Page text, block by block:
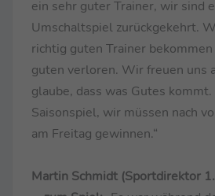
ein sehr guter Trainer, wir sind
Umschaltspiel zurückgekehrt.
richtig guten Trainer
guten verloren. Wir freuen uns
glaube, dass was Gutes
Saisonspiel, wir müssen nach
am Freitag gewinnen.“
Martin Schmidt (Sportdirektor